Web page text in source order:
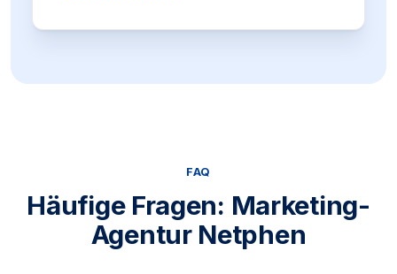
FAQ
Häufige Fragen: Marketing-
Agentur Netphen